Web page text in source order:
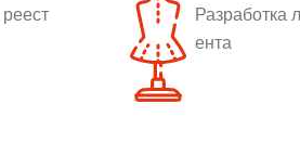
Разработка
ента